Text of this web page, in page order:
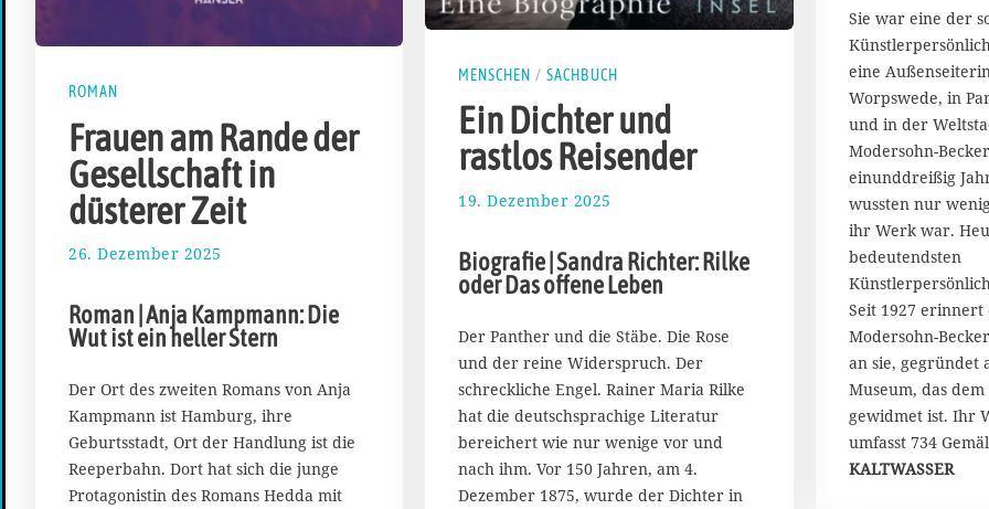
a
r
2
0
2
6
Sie war eine der
eine
Worpswede, in
und in der
Modersohn-
einunddreißig
wussten nur
ihr Werk war.
bedeutendsten
Seit 1927 erinnert
Modersohn-
an sie, gegründet
Museum, das
gewidmet ist. Ihr
umfasst 734
KALTWASSER
ROMAN
Frauen am Rande der
Gesellschaft in
düsterer Zeit
26. Dezember 2025
a
n
a
r
0
2
6
Roman | Anja Kampmann: Die
Wut ist ein heller Stern
Der Ort des zweiten Romans von Anja
Kampmann ist Hamburg, ihre
Geburtsstadt, Ort der Handlung ist die
Reeperbahn. Dort hat sich die junge
Protagonistin des Romans Hedda mit
MENSCHEN / SACHBUCH
Ein Dichter und
rastlos Reisender
19. Dezember 2025
D
e
e
b
e
r
2
0
2
Biografie | Sandra Richter: Rilke
oder Das offene Leben
Der Panther und die Stäbe. Die Rose
und der reine Widerspruch. Der
schreckliche Engel. Rainer Maria Rilke
hat die deutschsprachige Literatur
bereichert wie nur wenige vor und
nach ihm. Vor 150 Jahren, am 4.
Dezember 1875, wurde der Dichter in